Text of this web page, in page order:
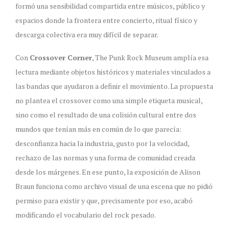
formó una sensibilidad compartida entre músicos, público y
espacios donde la frontera entre concierto, ritual físico y
descarga colectiva era muy difícil de separar.
Con Crossover Corner, The Punk Rock Museum amplía esa
lectura mediante objetos históricos y materiales vinculados a
las bandas que ayudaron a definir el movimiento. La propuesta
no plantea el crossover como una simple etiqueta musical,
sino como el resultado de una colisión cultural entre dos
mundos que tenían más en común de lo que parecía:
desconfianza hacia la industria, gusto por la velocidad,
rechazo de las normas y una forma de comunidad creada
desde los márgenes. En ese punto, la exposición de Alison
Braun funciona como archivo visual de una escena que no pidió
permiso para existir y que, precisamente por eso, acabó
modificando el vocabulario del rock pesado.